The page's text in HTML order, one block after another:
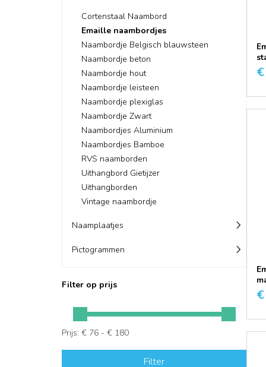
Cortenstaal Naambord
Emaille naambordjes
Naambordje Belgisch blauwsteen
Naambordje beton
Naambordje hout
Naambordje leisteen
Naambordje plexiglas
Naambordje Zwart
Naambordjes Aluminium
Naambordjes Bamboe
RVS naamborden
Uithangbord Gietijzer
Uithangborden
Vintage naambordje
Naamplaatjes
Pictogrammen
Filter op prijs
Prijs: € 76 - € 180
Filter